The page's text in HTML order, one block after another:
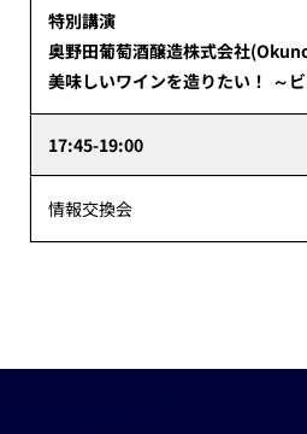
特別講演
奥野田葡萄酒醸造株式会社
美味しいワインを造りたい！ ～
17:45-19:00
情報交換会